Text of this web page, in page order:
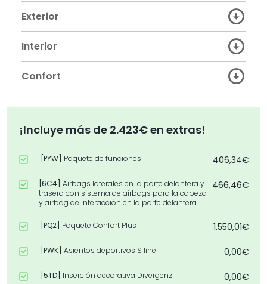
Exterior
Interior
Confort
¡Incluye más de 2.423€ en extras!
[PYW] Paquete de funciones 406,34€
[6C4] Airbags laterales en la parte delantera y
trasera con sistema de airbags para la cabeza
y airbag de interacción en la parte delantera
466,46€
[PQ2] Paquete Confort Plus 1.550,01€
[PWK] Asientos deportivos S line 0,00€
[5TD] Inserción decorativa Divergenz 0,00€